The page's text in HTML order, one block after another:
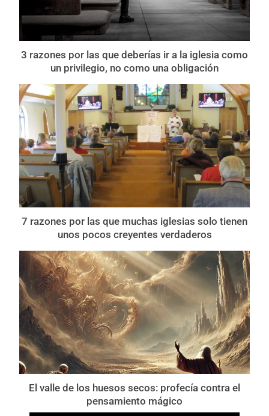
3 razones por las que deberías ir a la iglesia como
un privilegio, no como una obligación
7 razones por las que muchas iglesias solo tienen
unos pocos creyentes verdaderos
El valle de los huesos secos: profecía contra el
pensamiento mágico